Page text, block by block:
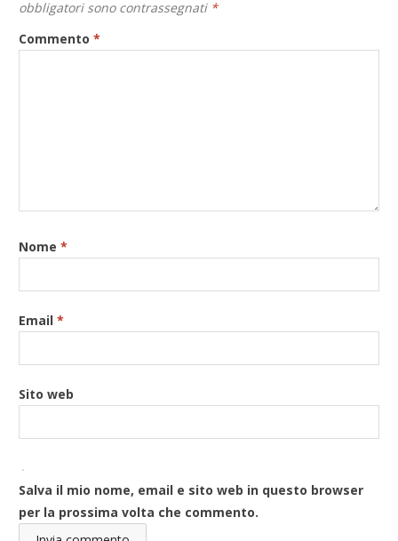
obbligatori sono contrassegnati *
Commento*
Nome*
Email*
Sito web
Salva il mio nome, email e sito web in questo browser
per la prossima volta che commento.